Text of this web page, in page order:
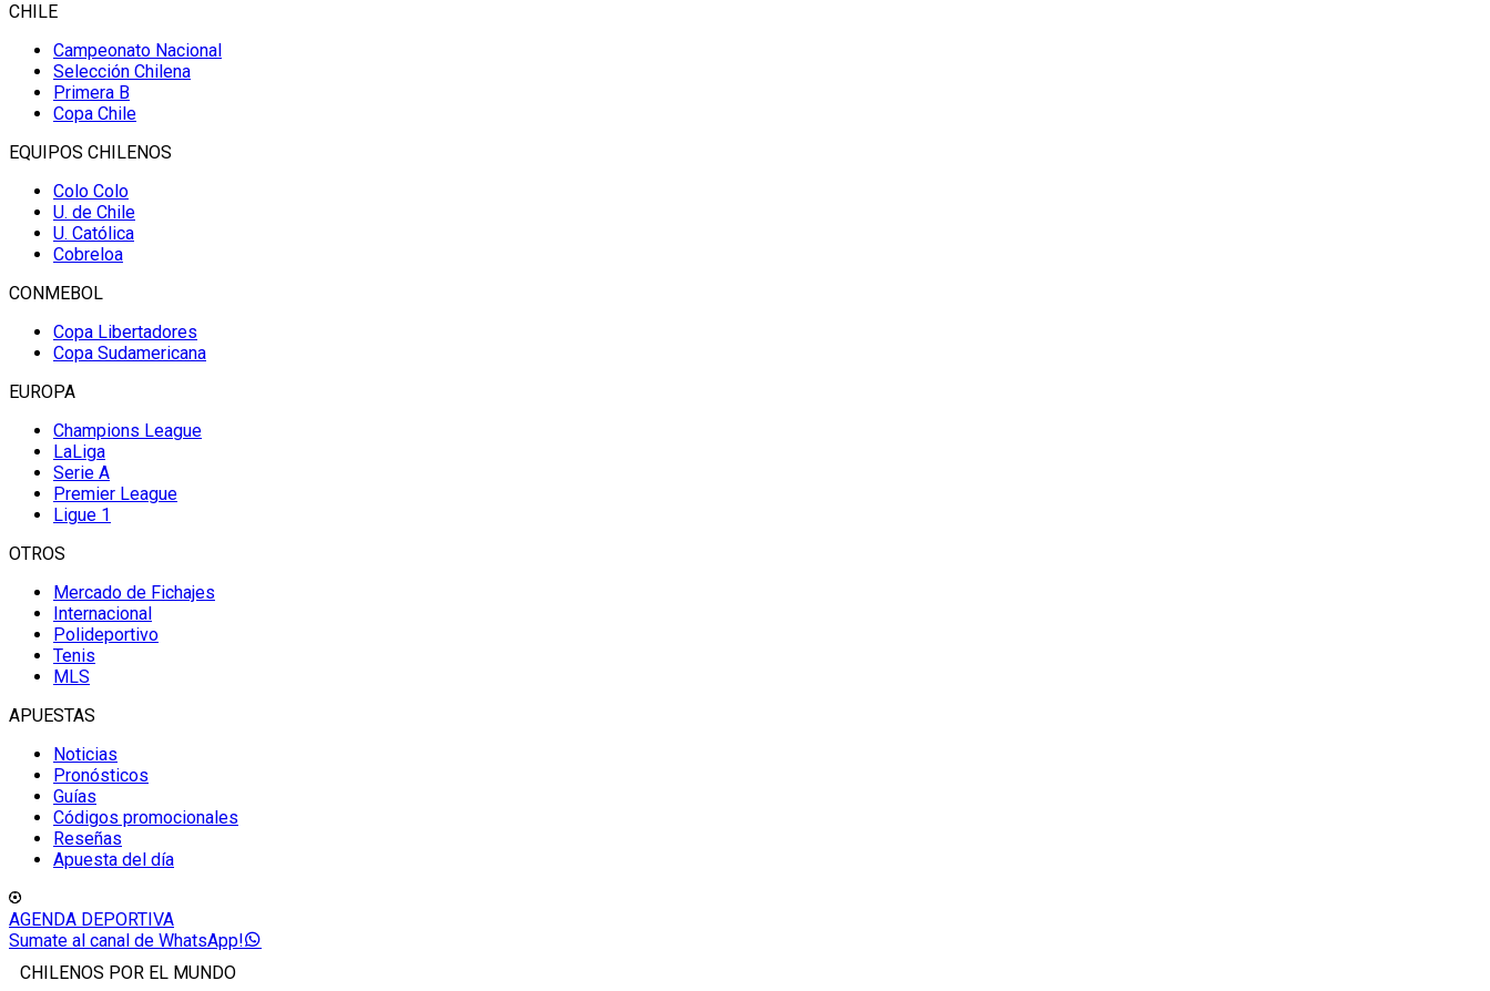
CHILE
Campeonato Nacional
Selección Chilena
Primera B
Copa Chile
EQUIPOS CHILENOS
Colo Colo
U. de Chile
U. Católica
Cobreloa
CONMEBOL
Copa Libertadores
Copa Sudamericana
EUROPA
Champions League
LaLiga
Serie A
Premier League
Ligue 1
OTROS
Mercado de Fichajes
Internacional
Polideportivo
Tenis
MLS
APUESTAS
Noticias
Pronósticos
Guías
Códigos promocionales
Reseñas
Apuesta del día
AGENDA DEPORTIVA
Sumate al canal de WhatsApp!
CHILENOS POR EL MUNDO